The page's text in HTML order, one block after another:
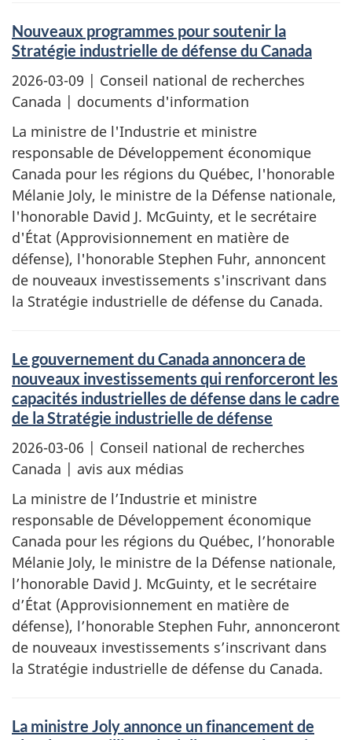
Nouveaux programmes pour soutenir la
Stratégie industrielle de défense du Canada
2026-03-09 | Conseil national de recherches
Canada | documents d'information
La ministre de l'Industrie et ministre
responsable de Développement économique
Canada pour les régions du Québec, l'honorable
Mélanie Joly, le ministre de la Défense nationale,
l'honorable David J. McGuinty, et le secrétaire
d'État (Approvisionnement en matière de
défense), l'honorable Stephen Fuhr, annoncent
de nouveaux investissements s'inscrivant dans
la Stratégie industrielle de défense du Canada.
Le gouvernement du Canada annoncera de
nouveaux investissements qui renforceront les
capacités industrielles de défense dans le cadre
de la Stratégie industrielle de défense
2026-03-06 | Conseil national de recherches
Canada | avis aux médias
La ministre de l’Industrie et ministre
responsable de Développement économique
Canada pour les régions du Québec, l’honorable
Mélanie Joly, le ministre de la Défense nationale,
l’honorable David J. McGuinty, et le secrétaire
d’État (Approvisionnement en matière de
défense), l’honorable Stephen Fuhr, annonceront
de nouveaux investissements s’inscrivant dans
la Stratégie industrielle de défense du Canada.
La ministre Joly annonce un financement de